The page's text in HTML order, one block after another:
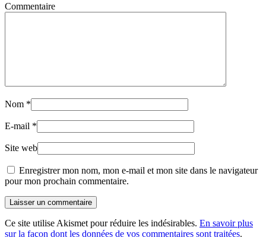
Commentaire
Nom *
E-mail *
Site web
Enregistrer mon nom, mon e-mail et mon site dans le navigateur
pour mon prochain commentaire.
Laisser un commentaire
Ce site utilise Akismet pour réduire les indésirables. En savoir plus
sur la façon dont les données de vos commentaires sont traitées.